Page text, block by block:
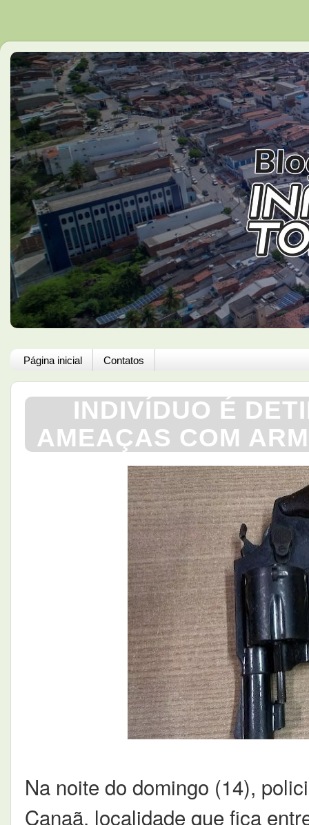
Página inicial Contatos
INDIVÍDUO É
AMEAÇAS COM
Na noite do domingo (14),
Canaã, localidade que fica